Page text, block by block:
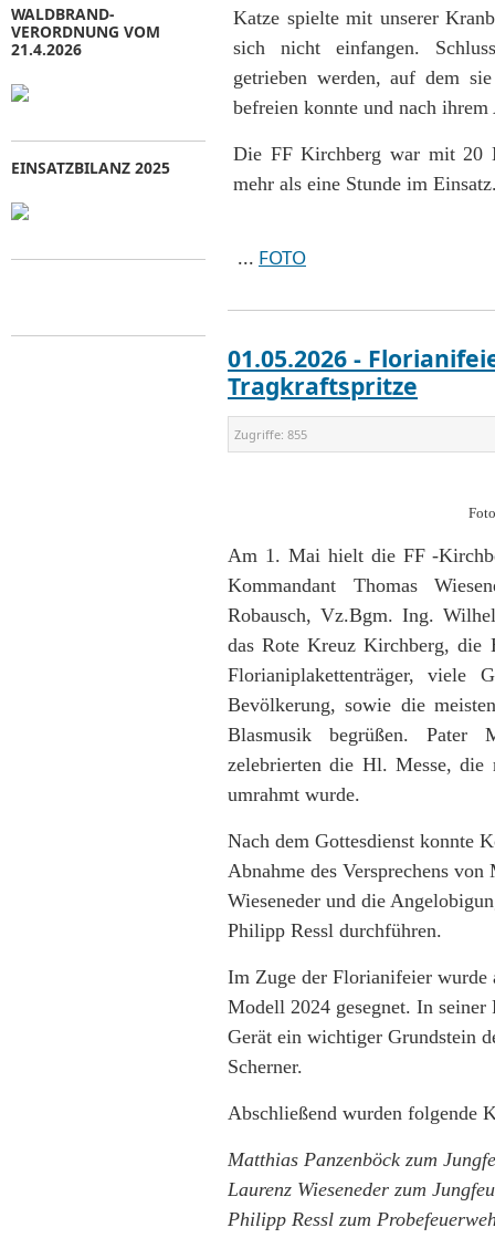
Katze spielte mit unserer
sich nicht einfangen.
getrieben werden, auf dem
befreien konnte und nach
Die FF Kirchberg war mit 20
mehr als eine Stunde im
... FOTO
01.05.2026 -
Tragkraftspritze
Zugriffe: 855
Am 1. Mai hielt die FF -
Kommandant Thomas
Robausch, Vz.Bgm. Ing.
das Rote Kreuz Kirchberg, die
Florianiplakettenträger, viele
Bevölkerung, sowie die
Blasmusik begrüßen.
zelebrierten die Hl. Messe, die
umrahmt wurde.
Nach dem Gottesdienst konnte
Abnahme des Versprechens
Wieseneder und die
Philipp Ressl durchführen.
Im Zuge der Florianifeier wurde
Modell 2024 gesegnet. In seiner
Gerät ein wichtiger Grundstein
Scherner.
Abschließend wurden folgende
Matthias Panzenböck zum
Laurenz Wieseneder zum
Philipp Ressl zum
WALDBRAND-
VERORDNUNG VOM
21.4.2026
EINSATZBILANZ 2025